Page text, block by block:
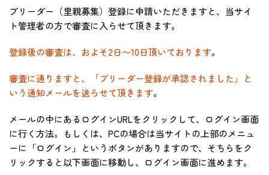
ブリーダー（里親募集）登録に申請いただきますと、当サイ
ト管理者の方で審査に入らせて頂きます。
登録後の審査は、およそ2日〜10日頂いております。
審査に通りますと、「ブリーダー登録が承認されました」と
いう通知メールを送らせて頂きます。
メールの中にあるログインURLをクリックして、ログイン画面
に行く方法。もしくは、PCの場合は当サイトの上部のメニュ
ーに「ログイン」というボタンがありますので、そちらをク
リックすると以下画面に移動し、ログイン画面に進めます。